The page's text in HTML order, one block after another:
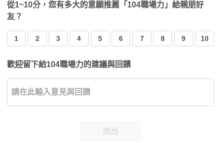
從1~10分，您有多大的意願推薦「104職場力」給親朋好
友？
1 2 3 4 5 6 7 8 9 10
歡迎留下給104職場力的建議與回饋
送出